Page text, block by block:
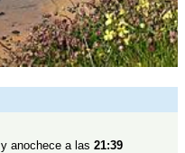
y anochece a las 21:39